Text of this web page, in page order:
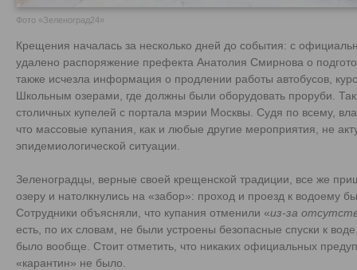
Фото «Зеленоград24»
Крещения началась за несколько дней до события: с
удалено распоряжение префекта Анатолия Смирнова о
также исчезла информация о продлении работы автобусов,
Школьным озерами, где должны были оборудовать проруби.
столичных купелей с портала мэрии Москвы. Судя по всему,
что массовые купания, как и любые другие мероприятия, не
эпидемиологической ситуации.
Зеленоградцы, верные своей крещенской традиции, все же
озеру и натолкнулись на «забор»: проход и проезд к водоему
Сотрудники объясняли, что купания отменили «из-за
есть, по их словам, не были устроены безопасные спуски к
было вообще. Стоит отметить, что никаких официальных
«карантин» не было.